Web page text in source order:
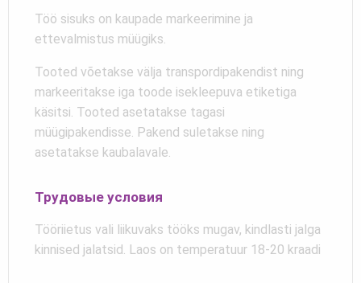
Töö sisuks on kaupade markeerimine ja
ettevalmistus müügiks.
Tooted võetakse välja transpordipakendist ning
markeeritakse iga toode isekleepuva etiketiga
käsitsi. Tooted asetatakse tagasi
müügipakendisse. Pakend suletakse ning
asetatakse kaubalavale.
Трудовые условия
Tööriietus vali liikuvaks tööks mugav, kindlasti jalga
kinnised jalatsid. Laos on temperatuur 18-20 kraadi